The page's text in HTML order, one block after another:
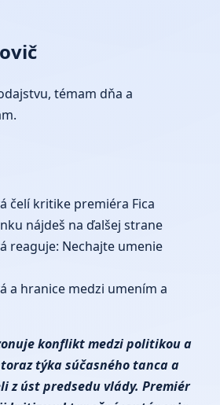
témam dňa a
čelí kritike premiéra Fica
nájdeš na ďalšej strane
reaguje: Nechajte umenie
a hranice medzi umením a
konflikt medzi politikou a
týka súčasného tanca a
z úst predsedu vlády. Premiér